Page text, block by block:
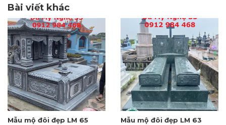
Bài viết khác
Mẫu mộ đôi đẹp LM 65 Mẫu mộ đôi đẹp LM 63